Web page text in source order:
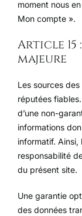
moment nous
Mon compte ».
Article 15
majeure
Les sources
réputées
d’une non-
informations
informatif. Ainsi,
responsabilité
du présent site.
Une garantie
des données